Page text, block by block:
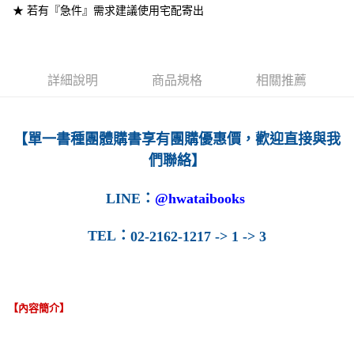
宅配-台灣本島
每筆NT$160
★ 若有『急件』需求建議使用宅配寄出
詳細說明 商品規格 相關推薦
【單一書種團體購書享有團購優惠價，歡迎直接與我
們聯絡】
LINE ： @hwataibooks
TEL ： 02-2162-1217 -> 1 -> 3
【內容簡介】